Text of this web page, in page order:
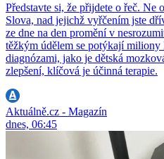
Představte si, že přijdete o řeč. Ne
Slova, nad jejichž vyřčením jste
ze dne na den promění v
těžkým údělem se potýkají
diagnózami, jako je dětská
zlepšení, klíčová je účinná terapie.
Aktuálně.cz - Magazín
dnes, 06:45